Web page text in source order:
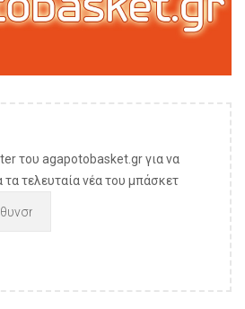
του agapotobasket.gr για να
τα τελευταία νέα του μπάσκετ